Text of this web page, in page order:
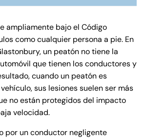
ampliamente bajo el Código
como cualquier persona a pie. En
un peatón no tiene la
que tienen los conductores y
cuando un peatón es
sus lesiones suelen ser más
no están protegidos del impacto
velocidad.
por un conductor negligente